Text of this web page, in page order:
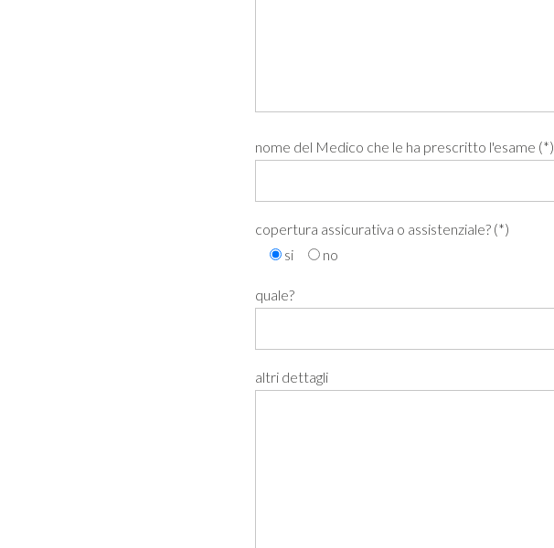
nome del Medico che le ha prescritto l'esame (*)
copertura assicurativa o assistenziale? (*)
si
no
quale?
altri dettagli